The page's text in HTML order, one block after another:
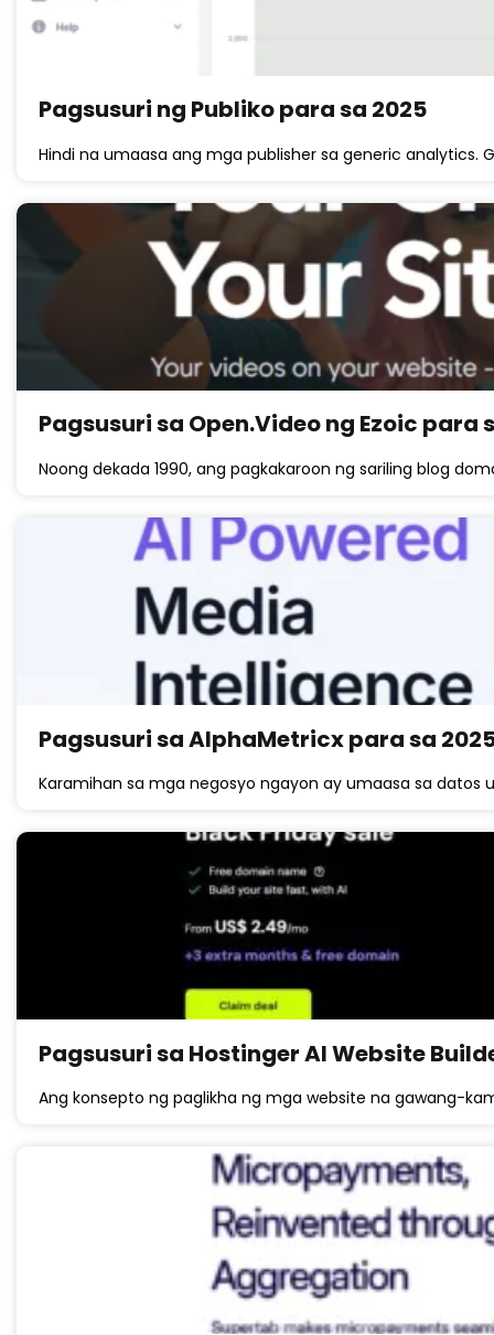
Pagsusuri ng Publiko para sa 2025
Hindi na umaasa ang mga publisher sa generic analytics.
Pagsusuri sa Open.Video ng Ezoic para
Noong dekada 1990, ang pagkakaroon ng sariling blog
Pagsusuri sa AlphaMetricx para sa
Karamihan sa mga negosyo ngayon ay umaasa sa
Pagsusuri sa Hostinger AI Website
Ang konsepto ng paglikha ng mga website na gawang-